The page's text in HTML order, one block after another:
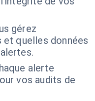
gérez
quelles données
alerte
vos audits de